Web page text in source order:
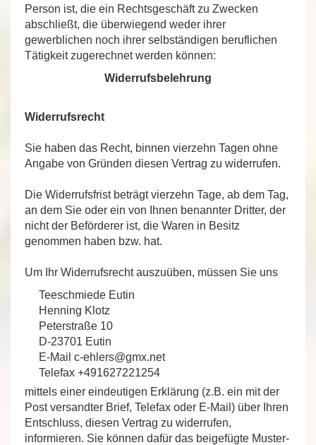
Person ist, die ein Rechtsgeschäft zu Zwecken
abschließt, die überwiegend weder ihrer
gewerblichen noch ihrer selbständigen beruflichen
Tätigkeit zugerechnet werden können:
Widerrufsbelehrung
Widerrufsrecht
Sie haben das Recht, binnen vierzehn Tagen ohne
Angabe von Gründen diesen Vertrag zu widerrufen.
Die Widerrufsfrist beträgt vierzehn Tage, ab dem Tag,
an dem Sie oder ein von Ihnen benannter Dritter, der
nicht der Beförderer ist, die Waren in Besitz
genommen haben bzw. hat.
Um Ihr Widerrufsrecht auszuüben, müssen Sie uns
Teeschmiede Eutin
Henning Klotz
Peterstraße 10
D-23701 Eutin
E-Mail c-ehlers@gmx.net
Telefax +491627221254
mittels einer eindeutigen Erklärung (z.B. ein mit der
Post versandter Brief, Telefax oder E-Mail) über Ihren
Entschluss, diesen Vertrag zu widerrufen,
informieren. Sie können dafür das beigefügte Muster-